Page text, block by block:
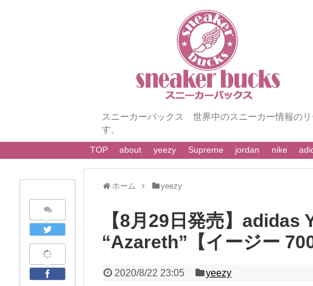
スニーカーバックス 世界中のスニーカー情報の
す。
TOP about yeezy Supreme jordan nike
ホーム yeezy
【8月29日発売】adidas
“Azareth”【イージー 700
2020/8/22 23:05 yeezy